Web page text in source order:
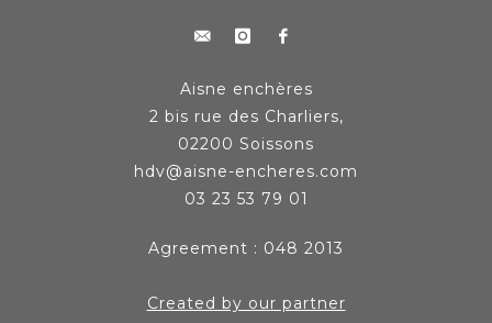
Aisne enchères
2 bis rue des Charliers,
02200 Soissons
hdv@aisne-encheres.com
03 23 53 79 01
Agreement : 048 2013
Created by our partner